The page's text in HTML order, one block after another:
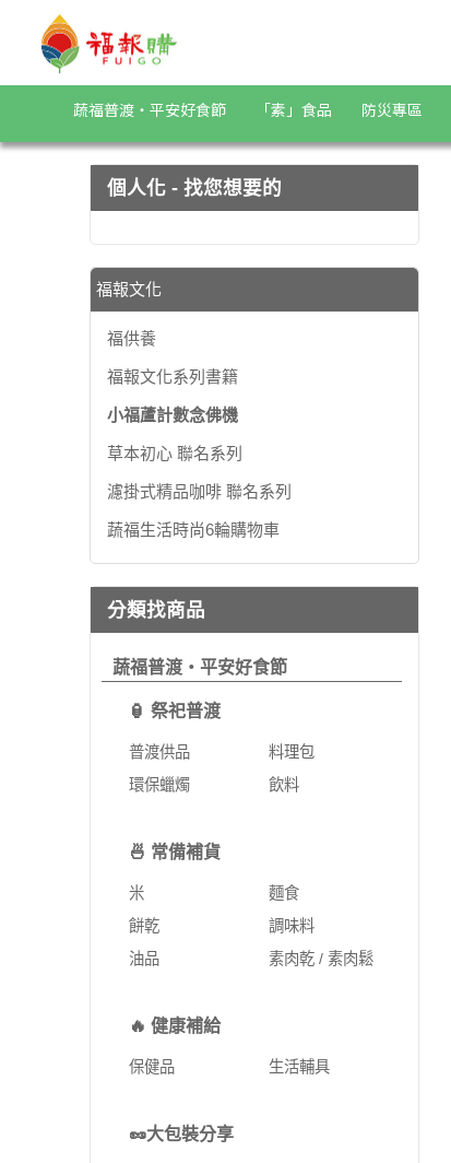
小福蘆計數念佛機 | 福報購蔬食購物商城
蔬福普渡・平安好食節 「素」食品 防災專區
個人化 - 找您想要的
福報文化
福供養
福報文化系列書籍
小福蘆計數念佛機
草本初心 聯名系列
濾掛式精品咖啡 聯名系列
蔬福生活時尚6輪購物車
分類找商品
蔬福普渡・平安好食節
🏮 祭祀普渡
普渡供品
料理包
環保蠟燭
飲料
🍜 常備補貨
米
麵食
餅乾
調味料
油品
素肉乾 / 素肉鬆
🔥 健康補給
保健品 生活輔具
🥜大包裝分享